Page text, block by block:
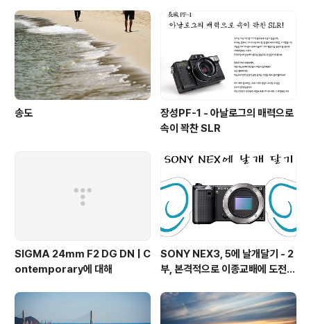
송도
장성PF-1 - 아날로그의 매력으로
속이 꽉찬 SLR
SIGMA 24mm F2 DG DN | C
ontemporary에 대해
SONY NEX3, 5에 날개달기 - 2
부, 본격적으로 이종교배에 도전하